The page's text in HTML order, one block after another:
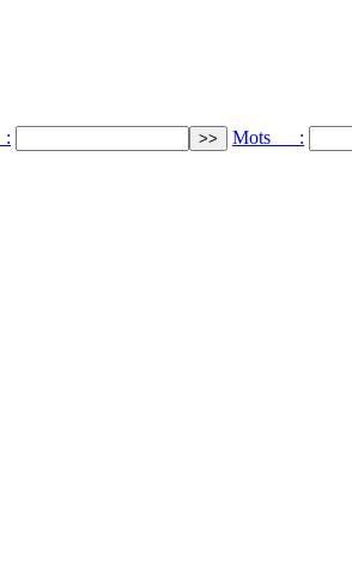
: Mots :